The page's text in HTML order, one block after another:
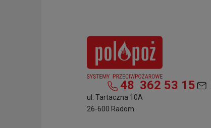
48 362 53 15
ul. Tartaczna 10A
26-600 Radom